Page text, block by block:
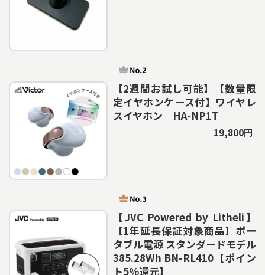
【2週間お試し可能】【数量限
定イヤホンケース付】ワイヤレ
スイヤホン HA-NP1T
19,800円
【JVC Powered by Litheli】
【1年延長保証対象商品】ポー
タブル電源 スタンダードモデル
385.28Wh BN-RL410【ポイン
ト5％還元】